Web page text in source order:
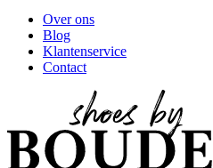
Over ons
Blog
Klantenservice
Contact